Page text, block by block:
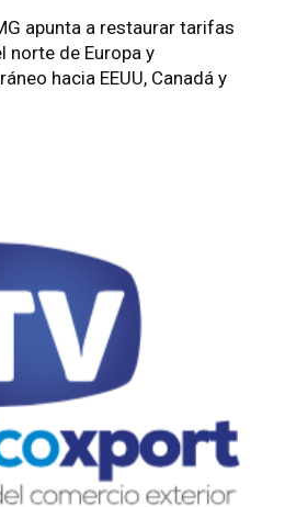
apunta a restaurar tarifas
norte de Europa y
hacia EEUU, Canadá y